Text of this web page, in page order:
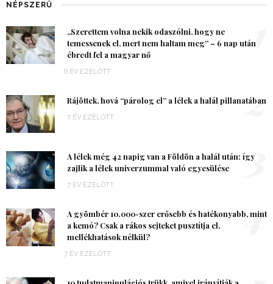
NÉPSZERŰ
„Szerettem volna nekik odaszólni, hogy ne
temessenek el, mert nem haltam meg” – 6 nap után
ébredt fel a magyar nő
6 ÉV EZELŐTT
1
Rájöttek, hová “párolog el” a lélek a halál pillanatában
7 ÉV EZELŐTT 2
A lélek még 42 napig van a Földön a halál után: így
zajlik a lélek univerzummal való egyesülése
7 ÉV EZELŐTT
3
A gyömbér 10.000-szer erősebb és hatékonyabb, mint
a kemó? Csak a rákos sejteket pusztítja el,
mellékhatások nélkül?
7 ÉV EZELŐTT
4